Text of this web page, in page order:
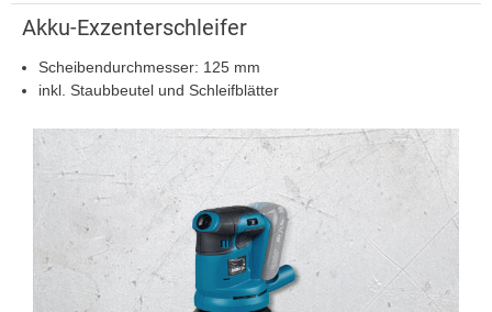
Akku-Exzenterschleifer
Scheibendurchmesser: 125 mm
inkl. Staubbeutel und Schleifblätter